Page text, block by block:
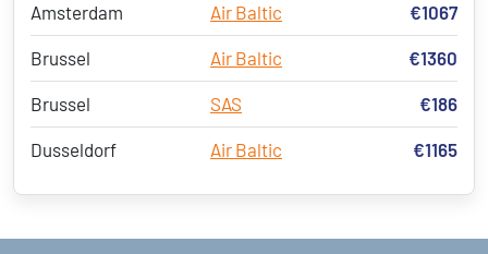
Amsterdam Air Baltic €1067
Brussel Air Baltic €1360
Brussel SAS €186
Dusseldorf Air Baltic €1165